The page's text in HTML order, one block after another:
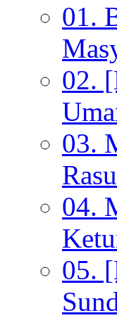
01.
02.
03.
04.
05.